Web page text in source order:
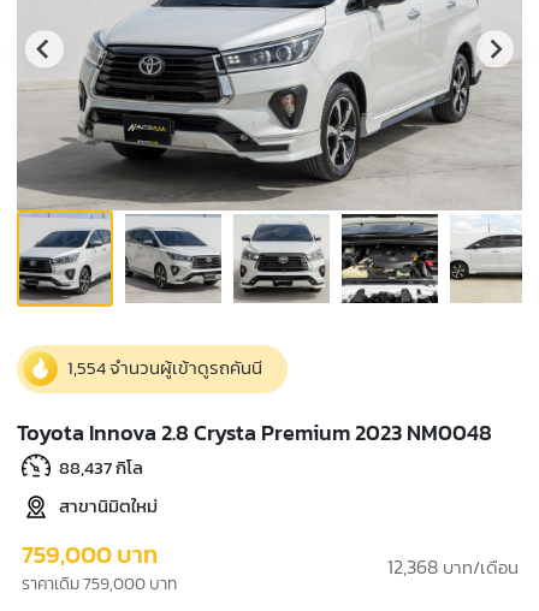
1,554 จำนวนผู้เข้าดูรถคันนี
Toyota Innova 2.8 Crysta Premium 2023 NM0048
88,437 กิโล
สาขานิมิตใหม่
759,000 บาท
ราคาเดิม 759,000 บาท
12,368 บาท/เดือน